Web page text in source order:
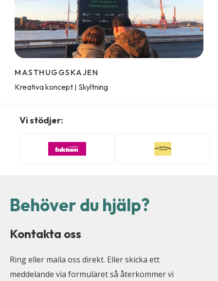
MASTHUGGSKAJEN
Kreativa koncept | Skyltning
Vi stödjer:
Behöver du hjälp?
Kontakta oss
Ring eller maila oss direkt. Eller skicka ett
meddelande via formuläret så återkommer vi